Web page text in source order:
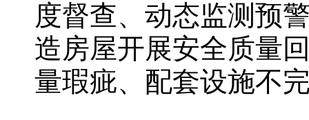
度督查、动态监测预
造房屋开展安全质量
量瑕疵、配套设施不